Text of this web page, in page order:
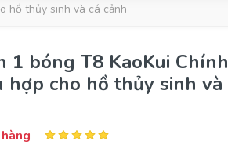
hồ thủy sinh và cá cảnh
1 bóng T8 KaoKui Chính
hợp cho hồ thủy sinh và